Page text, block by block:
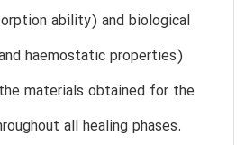
ability) and biological
haemostatic properties)
materials obtained for the
all healing phases.